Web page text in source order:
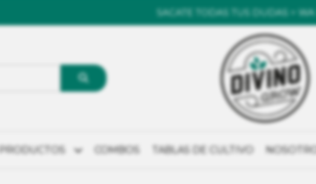
SACATE TODAS TUS DUDAS > WA
PRODUCTOS COMBOS TABLAS DE CULTIVO